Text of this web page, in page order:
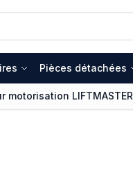
Pièces détachées
motorisation LIFTMASTER